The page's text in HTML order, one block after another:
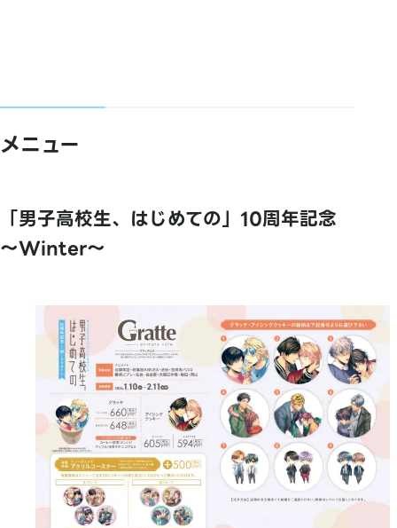
メニュー
「男子高校生、はじめての」10周年記念
～Winter～